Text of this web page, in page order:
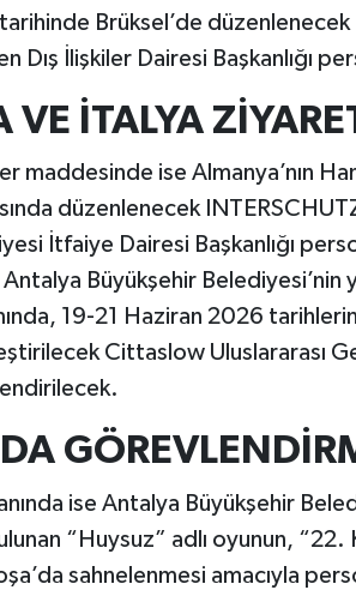
Brüksel’de düzenlenecek
Dış İlişkiler Dairesi Başkanlığı
İTALYA
maddesinde ise Almanya’nın
düzenlenecek
İtfaiye Dairesi Başkanlığı
Antalya Büyükşehir
19-21 Haziran 2026
Cittaslow Uluslararası
ise Antalya Büyükşehir
“Huysuz” adlı oyunun, “22.
sahnelenmesi amacıyla